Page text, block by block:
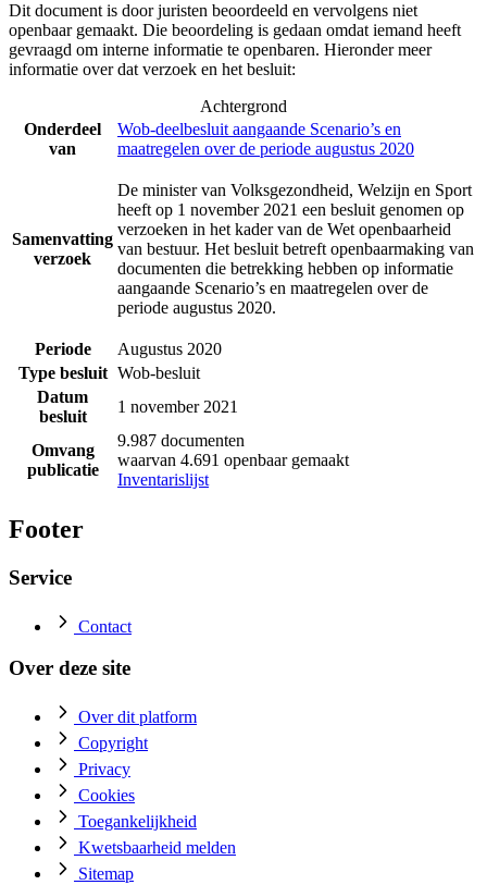
Dit document is door juristen beoordeeld en vervolgens niet
openbaar gemaakt. Die beoordeling is gedaan omdat iemand heeft
gevraagd om interne informatie te openbaren. Hieronder meer
informatie over dat verzoek en het besluit:
Achtergrond
Onderdeel
van
Wob-deelbesluit aangaande Scenario’s en
maatregelen over de periode augustus 2020
Samenvatting
verzoek
De minister van Volksgezondheid, Welzijn en Sport
heeft op 1 november 2021 een besluit genomen op
verzoeken in het kader van de Wet openbaarheid
van bestuur. Het besluit betreft openbaarmaking van
documenten die betrekking hebben op informatie
aangaande Scenario’s en maatregelen over de
periode augustus 2020.
Periode
Augustus 2020
Type besluit Wob-besluit
Datum
besluit
1 november 2021
Omvang
publicatie
9.987 documenten
waarvan 4.691 openbaar gemaakt
Inventarislijst
Footer
Service
Contact
Over deze site
Over dit platform
Copyright
Privacy
Cookies
Toegankelijkheid
Kwetsbaarheid melden
Sitemap